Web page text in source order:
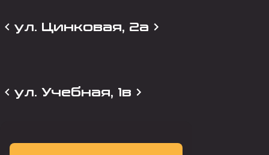
ул. Цинковая, 2а
ул. Учебная, 1в